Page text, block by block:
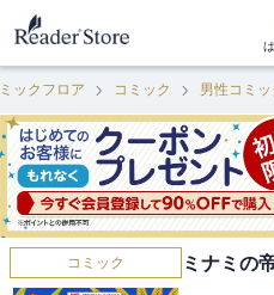
ックフロア コミック 男性コミッ
コミック ミナミの